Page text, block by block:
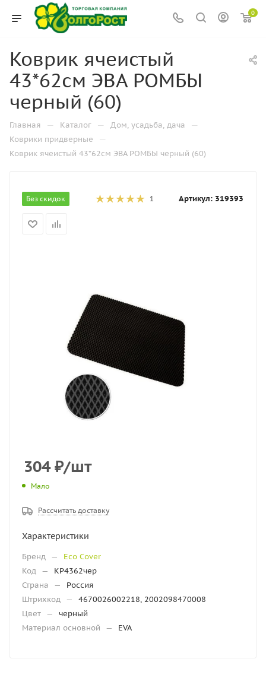
0
Коврик ячеистый
43*62см ЭВА РОМБЫ
черный (60)
Главная — Каталог — Дом, усадьба, дача —
Коврики придверные —
Коврик ячеистый 43*62см ЭВА РОМБЫ черный (60)
Без скидок 1 Артикул: 319393
304₽/шт
Мало
Рассчитать доставку
Характеристики
Бренд —
Eco Cover
Код —
КР4362чер
Страна
—
Россия
Штрихкод —
4670026002218, 2002098470008
Цвет —
черный
Материал основной
— EVA